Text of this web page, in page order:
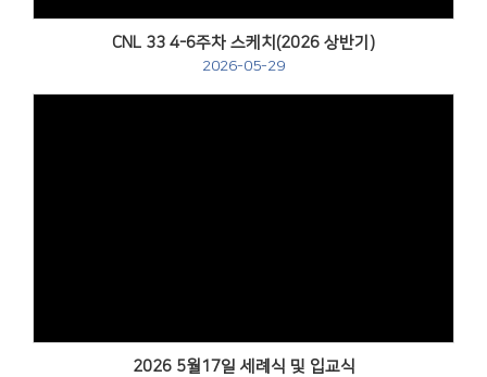
CNL 33 4-6주차 스케치(2026 상반기)
2026-05-29
2026 5월17일 세례식 및 입교식